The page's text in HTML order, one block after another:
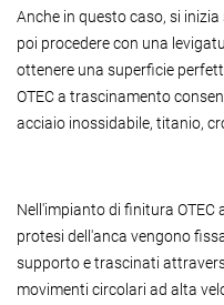
Anche in questo caso, si
poi procedere con una
ottenere una superficie
OTEC a trascinamento
acciaio inossidabile, titanio,
Nell'impianto di finitura
protesi dell'anca vengono
supporto e trascinati
movimenti circolari ad alta